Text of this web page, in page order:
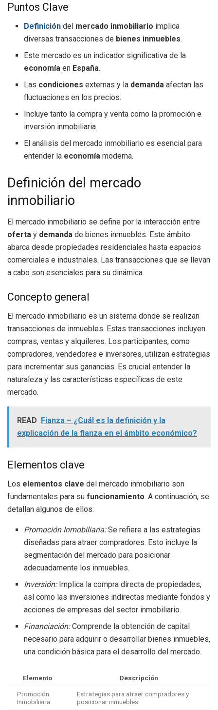
Puntos Clave
Definición del mercado inmobiliario implica
diversas transacciones de bienes inmuebles.
Este mercado es un indicador significativa de la
economía en España.
Las condiciones externas y la demanda afectan las
fluctuaciones en los precios.
Incluye tanto la compra y venta como la promoción e
inversión inmobiliaria.
El análisis del mercado inmobiliario es esencial para
entender la economía moderna.
Definición del mercado
inmobiliario
El mercado inmobiliario se define por la interacción entre
oferta y demanda de bienes inmuebles. Este ámbito
abarca desde propiedades residenciales hasta espacios
comerciales e industriales. Las transacciones que se llevan
a cabo son esenciales para su dinámica.
Concepto general
El mercado inmobiliario es un sistema donde se realizan
transacciones de inmuebles. Estas transacciones incluyen
compras, ventas y alquileres. Los participantes, como
compradores, vendedores e inversores, utilizan estrategias
para incrementar sus ganancias. Es crucial entender la
naturaleza y las características específicas de este
mercado.
READ Fianza – ¿Cuál es la definición y la
explicación de la fianza en el ámbito económico?
Elementos clave
Los elementos clave del mercado inmobiliario son
fundamentales para su funcionamiento. A continuación, se
detallan algunos de ellos:
Promoción Inmobiliaria:Se refiere a las estrategias
diseñadas para atraer compradores. Esto incluye la
segmentación del mercado para posicionar
adecuadamente los inmuebles.
Inversión:Implica la compra directa de propiedades,
así como las inversiones indirectas mediante fondos y
acciones de empresas del sector inmobiliario.
Financiación:Comprende la obtención de capital
necesario para adquirir o desarrollar bienes inmuebles,
una condición básica para el desarrollo del mercado.
Elemento Descripción
Promoción
Inmobiliaria
Estrategias para atraer compradores y
posicionar inmuebles.